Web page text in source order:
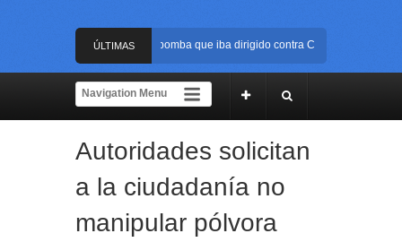
ÚLTIMAS
NOTICIAS
Frustran atentado con bus bomba que iba dirigido contra Cali durante la
La Arena USC será el escenario de la posesión presidencial de Abelardo de
Rápida reacción policial evitó que presunto agresor escapara tras atacar a
Frustran atentado con bus bomba que iba dirigido contra Cali durante la
Autoridades solicitan
a la ciudadanía no
manipular pólvora